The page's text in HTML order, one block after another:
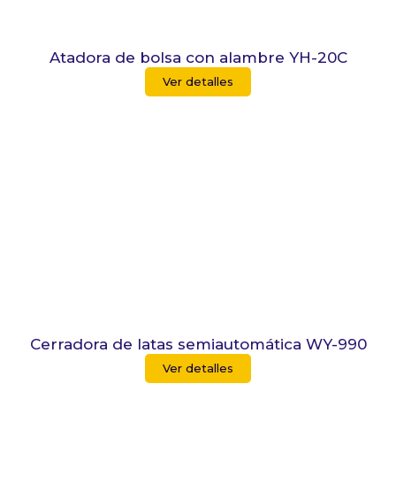
Atadora de bolsa con alambre YH-20C
Ver detalles
Cerradora de latas semiautomática WY-990
Ver detalles